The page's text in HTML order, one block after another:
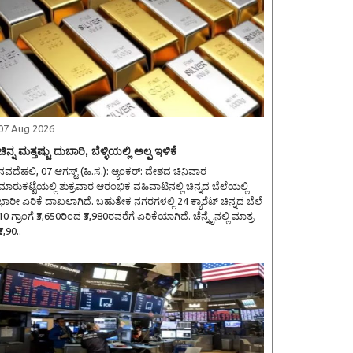
Aug 2026
ಮತ್ತಷ್ಟು ದುಬಾರಿ, ಬೆಳ್ಳಿಯಲ್ಲಿ ಅಲ್ಪ ಇಳಿಕೆ
07 ಆಗಸ್ಟ್ (ಹಿ.ಸ.): ಆ್ಯಂಕರ್: ದೇಶದ ಚಿನಿವಾರ
ಶುಕ್ರವಾರ ಆರಂಭಿಕ ವಹಿವಾಟಿನಲ್ಲಿ ಚಿನ್ನದ ಬೆಲೆಯಲ್ಲಿ
ಏರಿಕೆ ದಾಖಲಾಗಿದೆ. ಬಹುತೇಕ ನಗರಗಳಲ್ಲಿ 24 ಕ್ಯಾರೆಟ್ ಚಿನ್ನದ ಬೆಲೆ
ಗ್ರಾಂಗೆ ₹3,650ರಿಂದ ₹3,980ರವರೆಗೆ ಏರಿಕೆಯಾಗಿದೆ. ಚೆನ್ನೈನಲ್ಲಿ ಮಾತ್ರ